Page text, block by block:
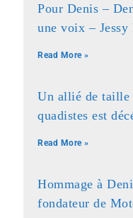
Pour Denis –
une voix – Jessy
Read More »
Un allié de taille
quadistes est
Read More »
Hommage à
fondateur de